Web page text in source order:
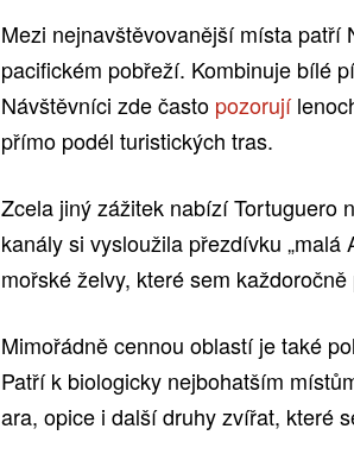
Mezi nejnavštěvovanější místa patří
pacifickém pobřeží. Kombinuje bílé
Návštěvníci zde často pozorují
přímo podél turistických tras.
Zcela jiný zážitek nabízí Tortuguero
kanály si vysloužila přezdívku
mořské želvy, které sem
Mimořádně cennou oblastí je také
Patří k biologicky nejbohatším
ara, opice i další druhy zvířat, které